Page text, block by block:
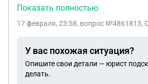
скажу, какая : реновация или
живёт мама. Также есть квартира в Москве, где
собственности, насколько
никто не прописан ? Повлияет ли это как-то на
получение равнозначного жилья
Показать полностью
17 февраля, 23:58, вопрос №4861813,
У вас похожая ситуация?
Опишите свои детали — юрист
делать.